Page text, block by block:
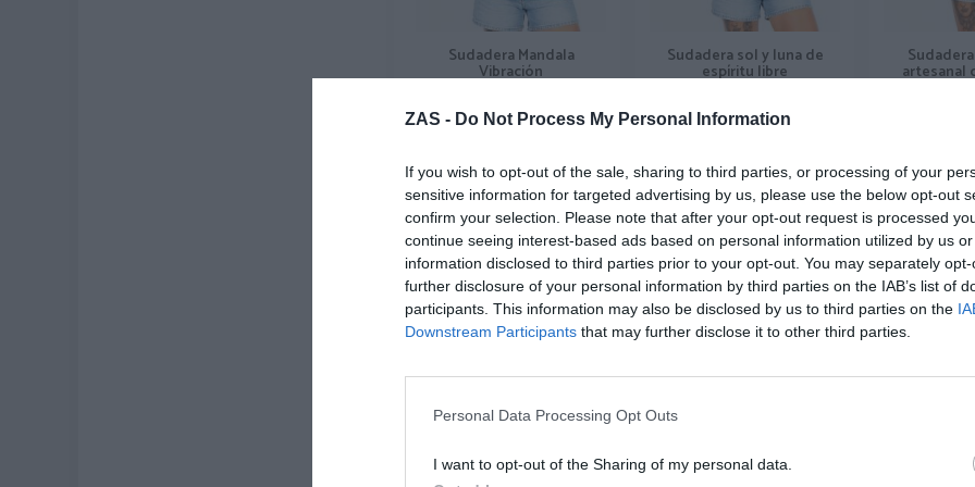
ZAS - Do Not Process My Personal Information
If you wish to opt-out of the sale, sharing to third parties, or processing of your
sensitive information for targeted advertising by us, please use the below opt-out
confirm your selection. Please note that after your opt-out request is processed
continue seeing interest-based ads based on personal information utilized by us
information disclosed to third parties prior to your opt-out. You may separately
further disclosure of your personal information by third parties on the IAB’s list of
participants. This information may also be disclosed by us to third parties on the
Downstream Participants that may further disclose it to other third parties.
Personal Data Processing Opt Outs
I want to opt-out of the Sharing of my personal data.
Sudadera Mandala
Vibración
25,99 €
Ver producto
Sudadera sol y luna de
espíritu libre
24,99 €
Ver producto
artesanal
Ver